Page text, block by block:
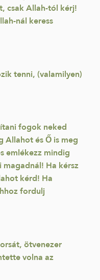
csak Allah-tól kérj!
nál keress
tenni, (valamilyen)
fogok neked
Allahot és Ő is meg
emlékezz mindig
Ha kérsz
kérd! Ha
fordulj
ötvenezer
volna az